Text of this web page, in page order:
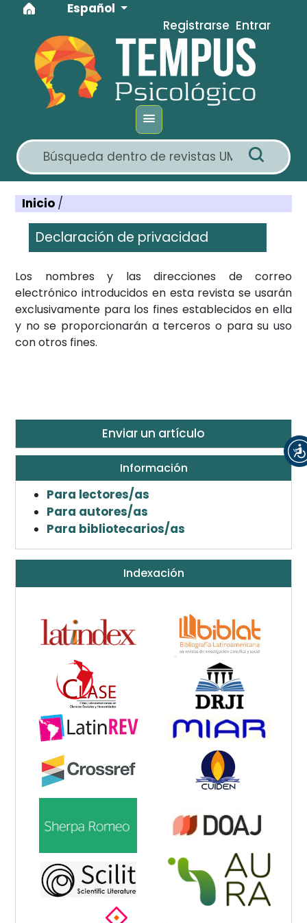
Ir al menú de navegación principal
Ir al contenido principal
Ir al pie de página del sitio
Idioma
Español
Registrarse Entrar
Inicio /
Declaración de privacidad
Los nombres y las direcciones de correo
electrónico introducidos en esta revista se usarán
exclusivamente para los fines establecidos en ella
y no se proporcionarán a terceros o para su uso
con otros fines.
Enviar un artículo
Información
Para lectores/as
Para autores/as
Para bibliotecarios/as
Indexación